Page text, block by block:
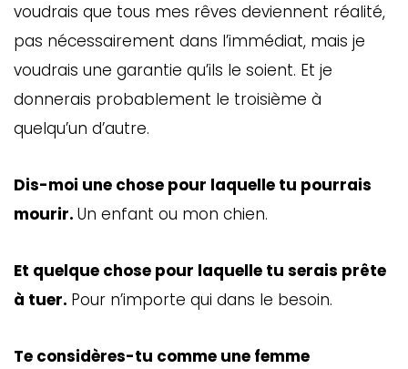
voudrais que tous mes rêves deviennent réalité,
pas nécessairement dans l’immédiat, mais je
voudrais une garantie qu’ils le soient. Et je
donnerais probablement le troisième à
quelqu’un d’autre.
Dis-moi une chose pour laquelle tu pourrais
mourir. Un enfant ou mon chien.
Et quelque chose pour laquelle tu serais prête
à tuer. Pour n’importe qui dans le besoin.
Te considères-tu comme une femme